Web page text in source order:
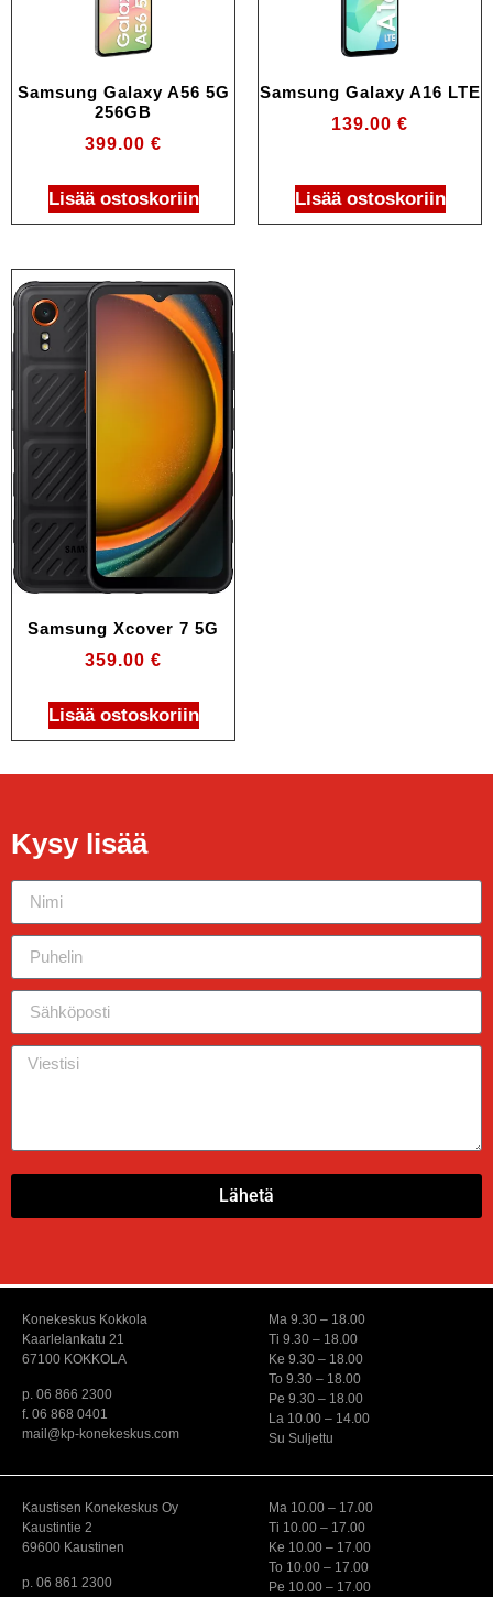
Samsung Galaxy A56 5G
256GB
399.00 €
Lisää ostoskoriin
Samsung Galaxy A16 LTE
139.00 €
Lisää ostoskoriin
Samsung Xcover 7 5G
359.00 €
Lisää ostoskoriin
Kysy lisää
Lähetä
Konekeskus Kokkola
Kaarlelankatu 21
67100 KOKKOLA
p. 06 866 2300
f. 06 868 0401
mail@kp-konekeskus.com
Ma 9.30 – 18.00
Ti 9.30 – 18.00
Ke 9.30 – 18.00
To 9.30 – 18.00
Pe 9.30 – 18.00
La 10.00 – 14.00
Su Suljettu
Kaustisen Konekeskus Oy
Kaustintie 2
69600 Kaustinen
p. 06 861 2300
Ma 10.00 – 17.00
Ti 10.00 – 17.00
Ke 10.00 – 17.00
To 10.00 – 17.00
Pe 10.00 – 17.00